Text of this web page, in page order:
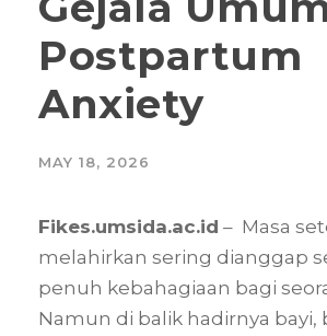
Postpartum
Anxiety
MAY 18, 2026
Fikes.umsida.ac.id – Masa
melahirkan sering dianggap
penuh kebahagiaan bagi
Namun di balik hadirnya bayi,